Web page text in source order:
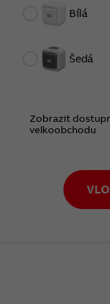
Bílá
Šedá
Zobrazit
velkoobchodu